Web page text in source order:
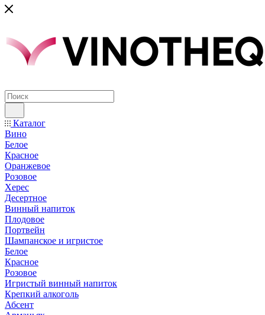
Каталог
Вино
Белое
Красное
Оранжевое
Розовое
Херес
Десертное
Винный напиток
Плодовое
Портвейн
Шампанское и игристое
Белое
Красное
Розовое
Игристый винный напиток
Крепкий алкоголь
Абсент